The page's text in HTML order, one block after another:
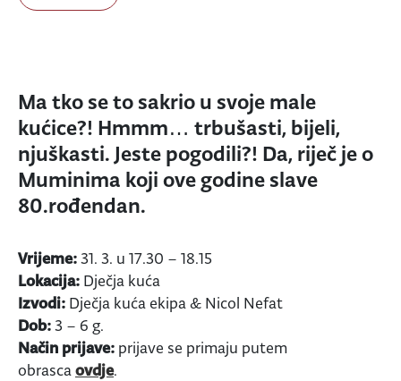
Ma tko se to sakrio u svoje male
kućice?! Hmmm… trbušasti, bijeli,
njuškasti. Jeste pogodili?! Da, riječ je o
Muminima koji ove godine slave
80.rođendan.
Vrijeme:31. 3. u 17.30 – 18.15
Lokacija: Dječja kuća
Izvodi: Dječja kuća ekipa & Nicol Nefat
Dob:3 – 6 g.
Način prijave: prijave se primaju putem
obrascaovdje.